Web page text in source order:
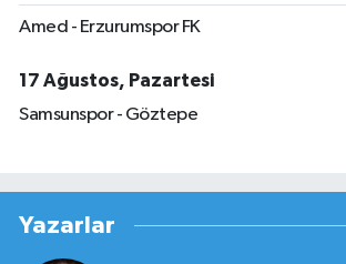
Amed - Erzurumspor FK
17 Ağustos, Pazartesi
Samsunspor - Göztepe
Yazarlar